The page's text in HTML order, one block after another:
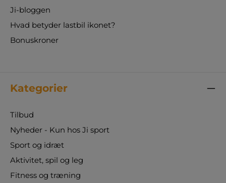
Ji-bloggen
Hvad betyder lastbil ikonet?
Bonuskroner
Kategorier
Tilbud
Nyheder - Kun hos Ji sport
Sport og idræt
Aktivitet, spil og leg
Fitness og træning